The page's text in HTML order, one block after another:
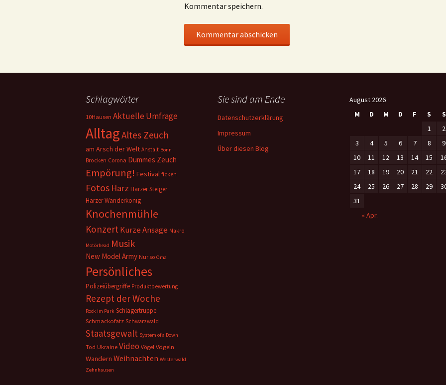
Kommentar speichern.
Schlagwörter
10Hausen Aktuelle Umfrage
AlltagAltes Zeuch
am Arsch der Welt Anstalt Bonn
Brocken Corona Dummes Zeuch
Empörung! Festival ficken
Fotos Harz Harzer Steiger
Harzer Wanderkönig
Knochenmühle
Konzert Kurze Ansage Makro
Motörhead Musik
New Model Army Nur so Oma
Persönliches
Polizeiübergriffe Produktbewertung
Rezept der Woche
Rock im Park Schlägertruppe
Schmackofatz Schwarzwald
Staatsgewalt System of a Down
Tod Ukraine Video Vögel Vögeln
Wandern Weihnachten Westerwald
Zehnhausen
Sie sind am Ende
Datenschutzerklärung
Impressum
Über diesen Blog
August 2026
M
D M D F S
S
1
2
3
4 5 6 7 8
9
10
11 12 13 14 15
17
18 19 20 21 22
24
25 26 27 28 29
31
« Apr.